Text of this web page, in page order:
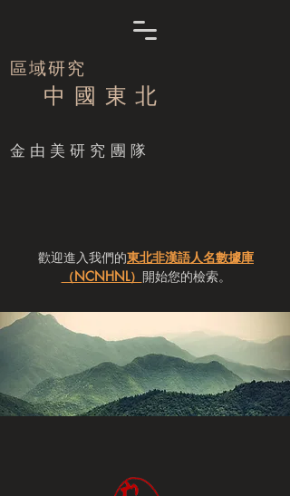
區域研究
中 國 東 北
​金由美研究團隊
歡迎進入我們的東北非漢語人名數據庫
（NCNHNL） 開始您的檢索。